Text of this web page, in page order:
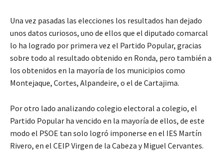
Una vez pasadas las elecciones los resultados han dejado
unos datos curiosos, uno de ellos que el diputado comarcal
lo ha logrado por primera vez el Partido Popular, gracias
sobre todo al resultado obtenido en Ronda, pero también a
los obtenidos en la mayoría de los municipios como
Montejaque, Cortes, Alpandeire, o el de Cartajima.
Por otro lado analizando colegio electoral a colegio, el
Partido Popular ha vencido en la mayoría de ellos, de este
modo el PSOE tan solo logró imponerse en el IES Martín
Rivero, en el CEIP Virgen de la Cabeza y Miguel Cervantes.